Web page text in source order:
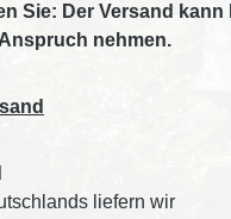
Sie: Der Versand kann
nehmen.
liefern wir